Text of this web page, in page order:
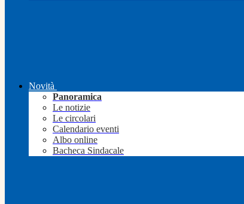
Novità
Panoramica
Le notizie
Le circolari
Calendario eventi
Albo online
Bacheca Sindacale